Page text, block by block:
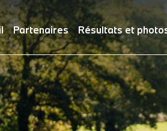
Partenaires Résultats et